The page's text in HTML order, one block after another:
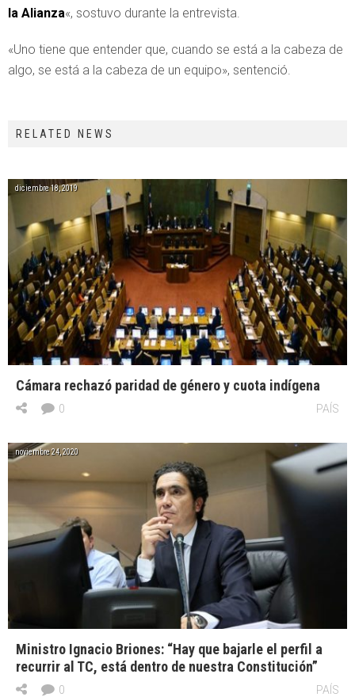
la Alianza«, sostuvo durante la entrevista.
«Uno tiene que entender que, cuando se está a la cabeza de
algo, se está a la cabeza de un equipo», sentenció.
RELATED NEWS
diciembre 18, 2019
Cámara rechazó paridad de género y cuota indígena
PAÍS
0
noviembre 24, 2020
Ministro Ignacio Briones: “Hay que bajarle el perfil a
recurrir al TC, está dentro de nuestra Constitución”
PAÍS
0